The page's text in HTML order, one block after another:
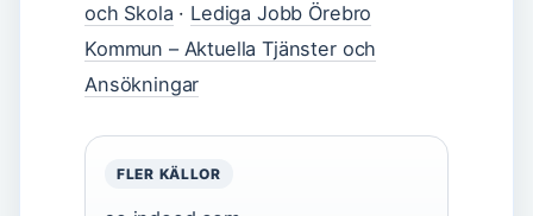
och Skola · Lediga Jobb Örebro
Kommun – Aktuella Tjänster och
Ansökningar
FLER KÄLLOR